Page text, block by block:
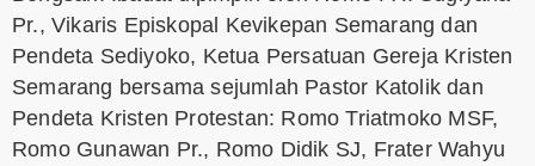
Pr., Vikaris Episkopal Kevikepan Semarang dan
Pendeta Sediyoko, Ketua Persatuan Gereja Kristen
Semarang bersama sejumlah Pastor Katolik dan
Pendeta Kristen Protestan: Romo Triatmoko MSF,
Romo Gunawan Pr., Romo Didik SJ, Frater Wahyu